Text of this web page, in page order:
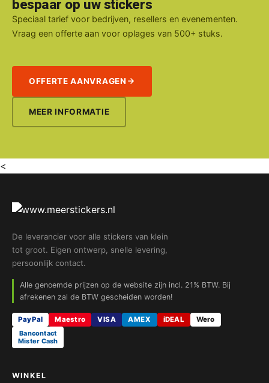
bespaar op uw stickers
Speciaal tarief voor bedrijven, resellers en evenementen.
Vraag een offerte aan voor oplages van 500+ stuks.
OFFERTE AANVRAGEN
MEER INFORMATIE
<
De leverancier voor alle stickers van klein
tot groot. Eigen ontwerp, snelle levering,
persoonlijk contact.
Alle genoemde prijzen op de website zijn incl. 21% BTW. Bij
afrekenen zal de BTW gescheiden worden!
PayPal Maestro VISA AMEX iDEAL
Wero
Bancontact
Mister Cash
WINKEL